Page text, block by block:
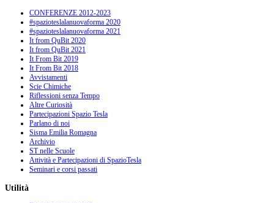
CONFERENZE 2012-2023
#spazioteslalanuovaforma 2020
#spazioteslalanuovaforma 2021
It from QuBit 2020
It from QuBit 2021
It From Bit 2019
It From Bit 2018
Avvistamenti
Scie Chimiche
Riflessioni senza Tempo
Altre Curiosità
Partecipazioni Spazio Tesla
Parlano di noi
Sisma Emilia Romagna
Archivio
ST nelle Scuole
Attività e Partecipazioni di SpazioTesla
Seminari e corsi passati
Utilità